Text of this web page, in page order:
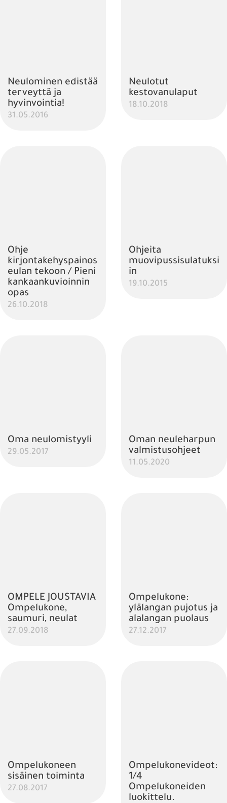
Neulominen edistää
terveyttä ja
hyvinvointia!
31.05.2016
Neulotut
kestovanulaput
18.10.2018
Ohje
kirjontakehyspainos
eulan tekoon / Pieni
kankaankuvioinnin
opas
26.10.2018
Ohjeita
muovipussisulatuksi
in
19.10.2015
Oma neulomistyyli
29.05.2017
Oman neuleharpun
valmistusohjeet
11.05.2020
OMPELE JOUSTAVIA
Ompelukone,
saumuri, neulat
27.09.2018
Ompelukone:
ylälangan pujotus ja
alalangan puolaus
27.12.2017
Ompelukoneen
sisäinen toiminta
27.08.2017
Ompelukonevideot:
1/4
Ompelukoneiden
luokittelu.